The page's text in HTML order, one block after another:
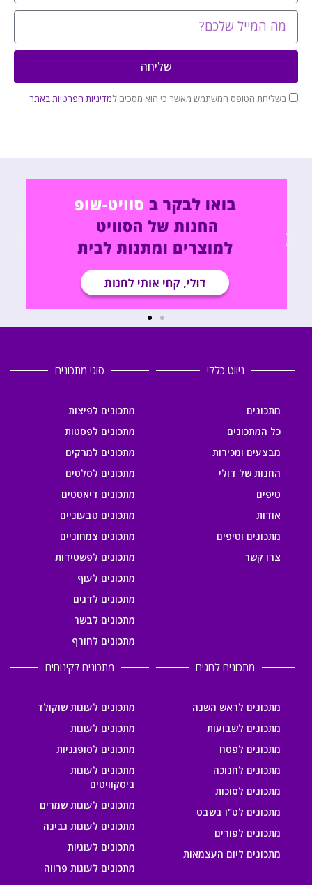
בשליחת הטופס המשתמש מאשר כי הוא מסכים למדיניות הפרטיות באתר
שליחה
ניווט כללי
מתכונים
כל המתכונים
מבצעים ומכירות
החנות של דולי
טיפים
אודות
מתכונים וטיפים
צרו קשר
סוגי מתכונים
מתכונים לפיצות
מתכונים לפסטות
מתכונים למרקים
מתכונים לסלטים
מתכונים דיאטטים
מתכונים טבעוניים
מתכונים צמחוניים
מתכונים לפשטידות
מתכונים לעוף
מתכונים לדגים
מתכונים לבשר
מתכונים לחורף
מתכונים לחגים
מתכונים לראש השנה
מתכונים לשבועות
מתכונים לפסח
מתכונים לחנוכה
מתכונים לסוכות
מתכונים לט"ו בשבט
מתכונים לפורים
מתכונים ליום העצמאות
מתכונים לקינוחים
מתכונים לעוגות שוקולד
מתכונים לעוגות
מתכונים לסופגניות
מתכונים לעוגות
ביסקוויטים
מתכונים לעוגות שמרים
מתכונים לעוגות גבינה
מתכונים לעוגיות
מתכונים לעוגות פרווה